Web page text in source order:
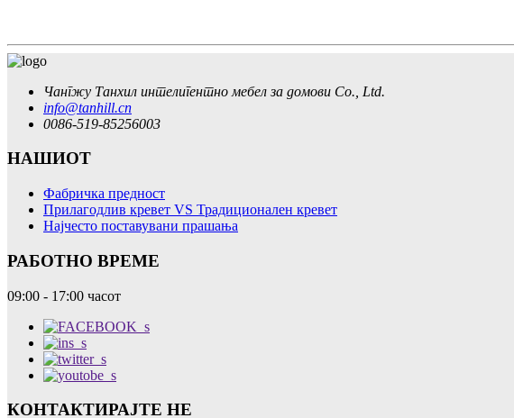
Чангжу Танхил интелигентно мебел за домови Co., Ltd.
info@tanhill.cn
0086-519-85256003
НАШИОТ
Фабричка предност
Прилагодлив кревет VS Традиционален кревет
Најчесто поставувани прашања
РАБОТНО ВРЕМЕ
09:00 - 17:00 часот
КОНТАКТИРАЈТЕ НЕ